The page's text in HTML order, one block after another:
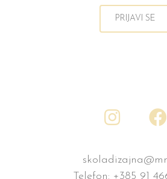
PRIJAVI SE
Telefon: +385 91